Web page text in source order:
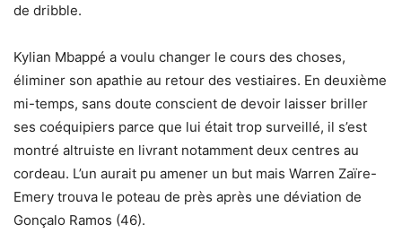
de dribble.
Kylian Mbappé a voulu changer le cours des choses,
éliminer son apathie au retour des vestiaires. En deuxième
mi-temps, sans doute conscient de devoir laisser briller
ses coéquipiers parce que lui était trop surveillé, il s’est
montré altruiste en livrant notamment deux centres au
cordeau. L’un aurait pu amener un but mais Warren Zaïre-
Emery trouva le poteau de près après une déviation de
Gonçalo Ramos (46).